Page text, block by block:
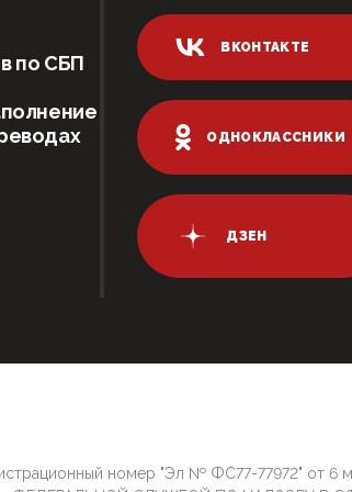
по СБП
ВКОНТАКТЕ
ОДНОКЛАССНИКИ
ДЗЕН
номер "Эл № ФС77-77972" от 6